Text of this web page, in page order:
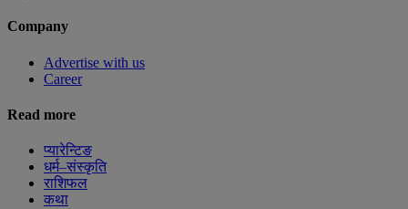
Company
Advertise with us
Career
Read more
प्यारेन्टिङ
धर्म–संस्कृति
राशिफल
कथा